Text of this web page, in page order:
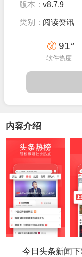
版本：v8.7.9
类别： 阅读资讯
91°
软件热度
内容介绍
今日头条新闻下